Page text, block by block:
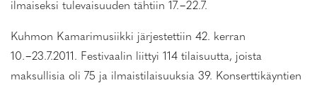
ilmaiseksi tulevaisuuden tähtiin 17.−22.7.
Kuhmon Kamarimusiikki järjestettiin 42. kerran
10.−23.7.2011. Festivaalin liittyi 114 tilaisuutta, joista
maksullisia oli 75 ja ilmaistilaisuuksia 39. Konserttikäyntien